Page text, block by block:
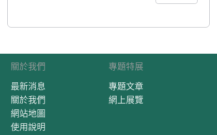
關於我們
最新消息
關於我們
網站地圖
使用說明
專題特展
專題文章
網上展覽